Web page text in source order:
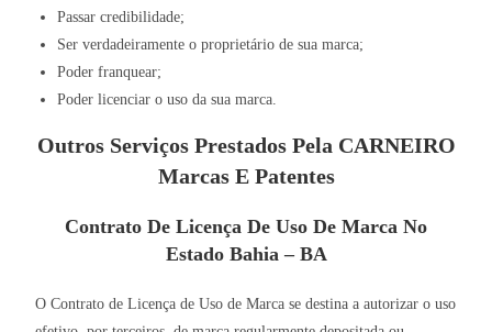
Passar credibilidade;
Ser verdadeiramente o proprietário de sua marca;
Poder franquear;
Poder licenciar o uso da sua marca.
Outros Serviços Prestados Pela CARNEIRO
Marcas E Patentes
Contrato De Licença De Uso De Marca No
Estado Bahia – BA
O Contrato de Licença de Uso de Marca se destina a autorizar o uso